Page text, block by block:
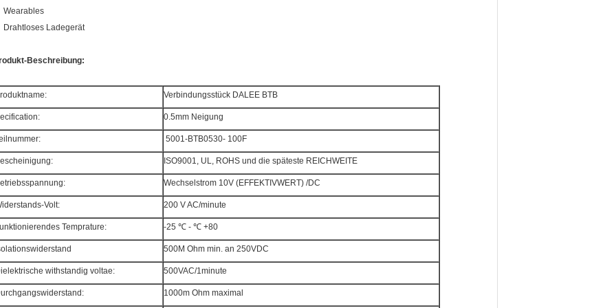
Wearables
Drahtloses Ladegerät
Beschreibung:
Verbindungsstück DALEE BTB
0.5mm Neigung
5001-BTB0530- 100F
ISO9001, UL, ROHS und die späteste REICHWEITE
Wechselstrom 10V (EFFEKTIVWERT) /DC
Volt: 200 V AC/minute
Temprature: -25 ℃ - ℃ +80
500M Ohm min. an 250VDC
withstandig voltae: 500VAC/1minute
1000m Ohm maximal